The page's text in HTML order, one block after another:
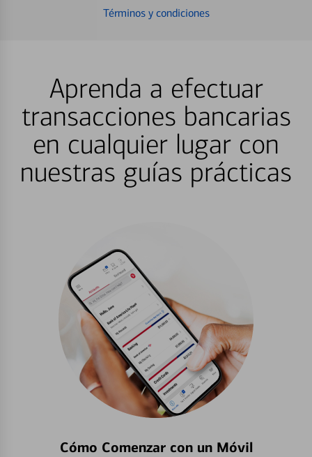
Términos y condiciones
Aprenda a efectuar
transacciones bancarias
en cualquier lugar con
nuestras guías prácticas
Cómo Comenzar con un Móvil